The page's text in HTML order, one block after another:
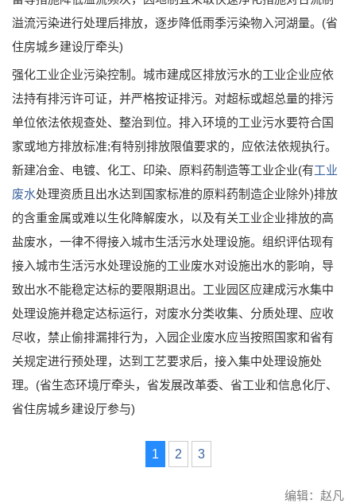
溢流污染进行处理后排放，逐步降低雨季污染物入河湖量。(省
住房城乡建设厅牵头)
强化工业企业污染控制。城市建成区排放污水的工业企业应依
法持有排污许可证，并严格按证排污。对超标或超总量的排污
单位依法依规查处、整治到位。排入环境的工业污水要符合国
家或地方排放标准;有特别排放限值要求的，应依法依规执行。
新建冶金、电镀、化工、印染、原料药制造等工业企业(有工业
废水处理资质且出水达到国家标准的原料药制造企业除外)排放
的含重金属或难以生化降解废水，以及有关工业企业排放的高
盐废水，一律不得接入城市生活污水处理设施。组织评估现有
接入城市生活污水处理设施的工业废水对设施出水的影响，导
致出水不能稳定达标的要限期退出。工业园区应建成污水集中
处理设施并稳定达标运行，对废水分类收集、分质处理、应收
尽收，禁止偷排漏排行为，入园企业废水应当按照国家和省有
关规定进行预处理，达到工艺要求后，接入集中处理设施处
理。(省生态环境厅牵头，省发展改革委、省工业和信息化厅、
省住房城乡建设厅参与)
1 2 3
编辑：赵凡